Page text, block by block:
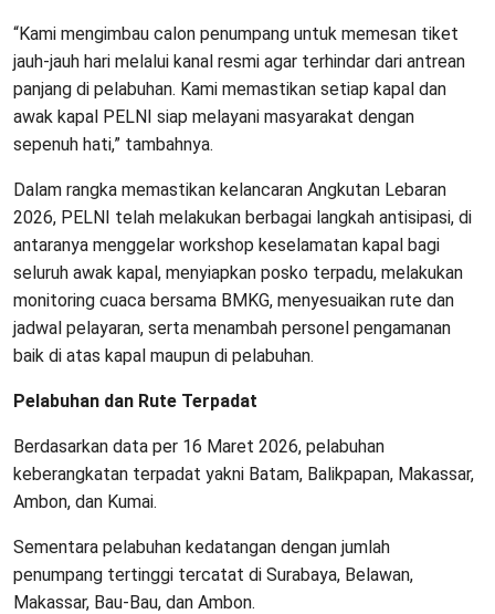
“Kami mengimbau calon penumpang untuk memesan tiket
jauh-jauh hari melalui kanal resmi agar terhindar dari antrean
panjang di pelabuhan. Kami memastikan setiap kapal dan
awak kapal PELNI siap melayani masyarakat dengan
sepenuh hati,” tambahnya.
Dalam rangka memastikan kelancaran Angkutan Lebaran
2026, PELNI telah melakukan berbagai langkah antisipasi, di
antaranya menggelar workshop keselamatan kapal bagi
seluruh awak kapal, menyiapkan posko terpadu, melakukan
monitoring cuaca bersama BMKG, menyesuaikan rute dan
jadwal pelayaran, serta menambah personel pengamanan
baik di atas kapal maupun di pelabuhan.
Pelabuhan dan Rute Terpadat
Berdasarkan data per 16 Maret 2026, pelabuhan
keberangkatan terpadat yakni Batam, Balikpapan, Makassar,
Ambon, dan Kumai.
Sementara pelabuhan kedatangan dengan jumlah
penumpang tertinggi tercatat di Surabaya, Belawan,
Makassar, Bau-Bau, dan Ambon.